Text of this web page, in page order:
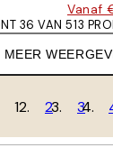
Vanaf
MEER
36 VAN 513
1 2 3